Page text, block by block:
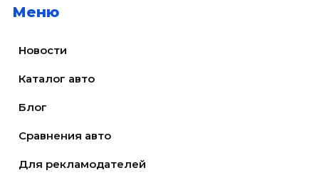
Меню
Новости
Каталог авто
Блог
Сравнения авто
Для рекламодателей